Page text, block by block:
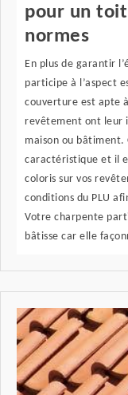
pour un
normes
En plus de garantir
participe à l’aspect
couverture est apte
revêtement ont leur
maison ou bâtiment.
caractéristique et il
coloris sur vos
conditions du PLU
Votre charpente
bâtisse car elle